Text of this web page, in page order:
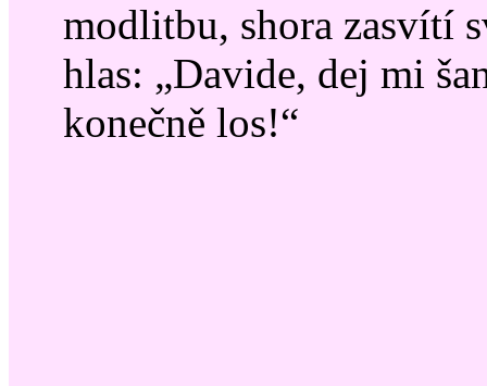
modlitbu, shora zasvítí
hlas: „Davide, dej mi
konečně los!“